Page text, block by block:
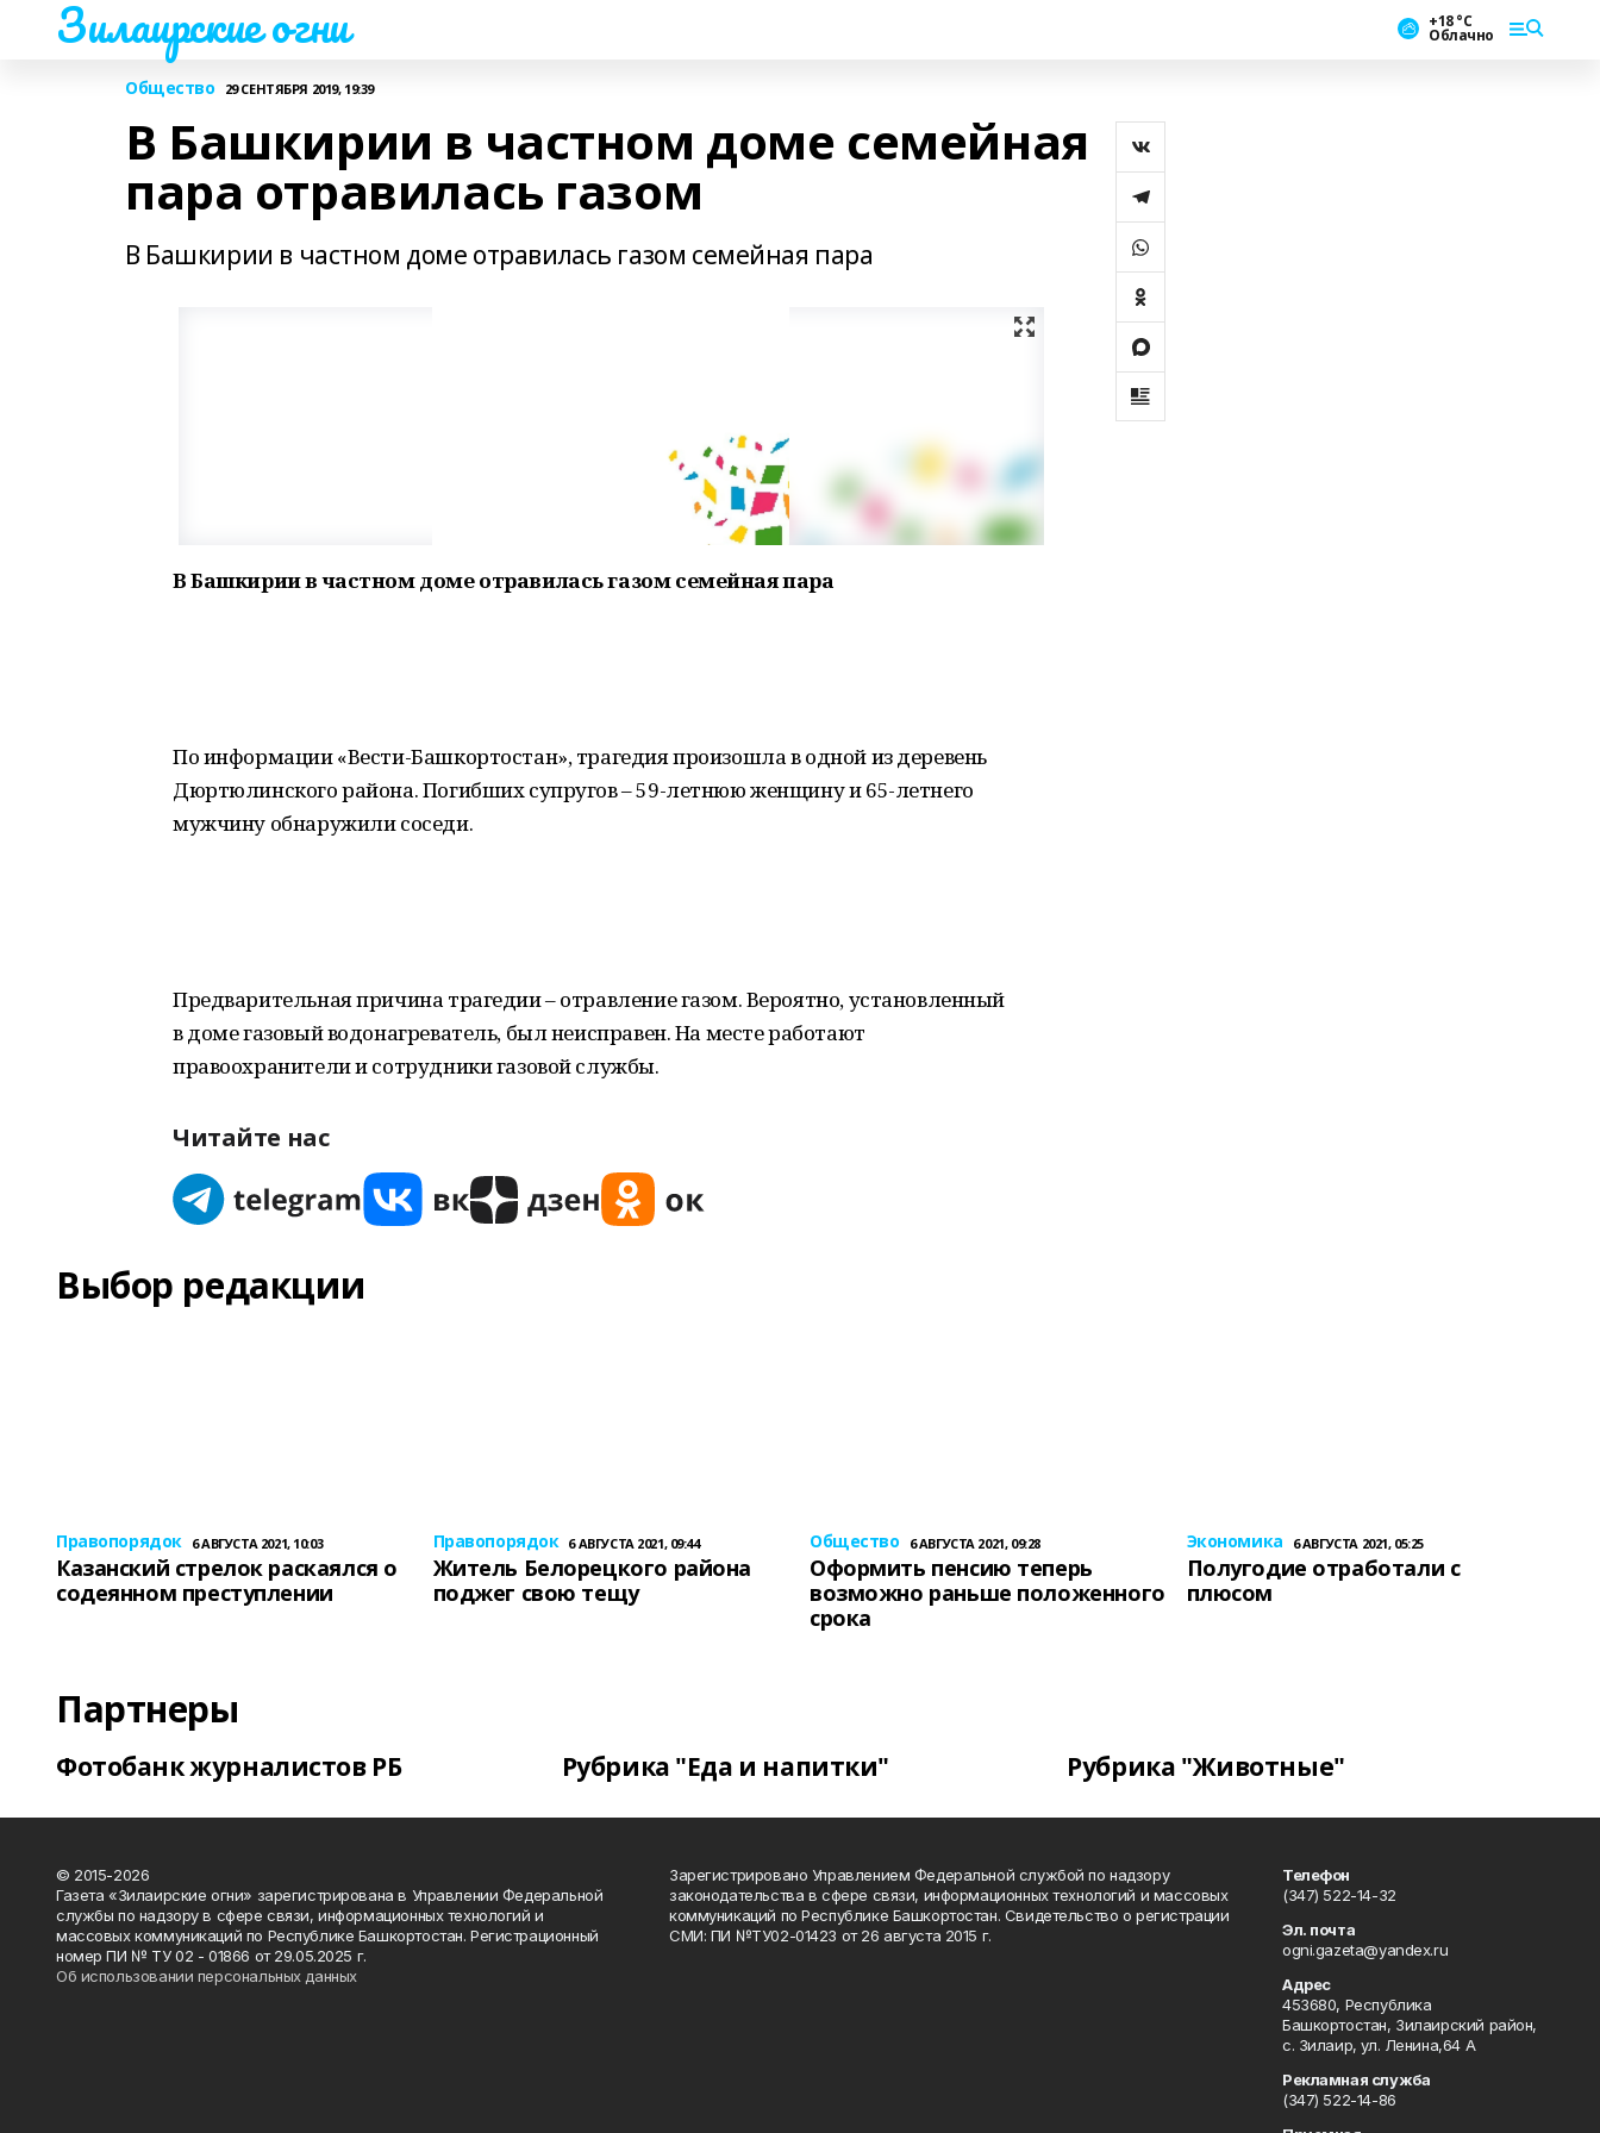
Зилаирские огни +18 °С
Облачно
Общество 29 СЕНТЯБРЯ 2019, 19:39
В Башкирии в частном доме семейная
пара отравилась газом
В Башкирии в частном доме отравилась газом семейная пара
В Башкирии в частном доме отравилась газом семейная пара
По информации «Вести-Башкортостан», трагедия произошла в одной из деревень
Дюртюлинского района. Погибших супругов – 59-летнюю женщину и 65-летнего
мужчину обнаружили соседи.
Предварительная причина трагедии – отравление газом. Вероятно, установленный
в доме газовый водонагреватель, был неисправен. На месте работают
правоохранители и сотрудники газовой службы.
Читайте нас
Выбор редакции
Правопорядок 6 АВГУСТА 2021, 10:03
Казанский стрелок раскаялся о
содеянном преступлении
Правопорядок 6 АВГУСТА 2021, 09:44
Житель Белорецкого района
поджег свою тещу
Общество 6 АВГУСТА 2021, 09:28
Оформить пенсию теперь
возможно раньше положенного
срока
Экономика 6 АВГУСТА 2021, 05:25
Полугодие отработали с
плюсом
Партнеры
Фотобанк журналистов РБ Рубрика "Еда и напитки" Рубрика "Животные"
© 2015-2026
Газета «Зилаирские огни» зарегистрирована в Управлении Федеральной
службы по надзору в сфере связи, информационных технологий и
массовых коммуникаций по Республике Башкортостан. Регистрационный
номер ПИ № ТУ 02 - 01866 от 29.05.2025 г.
Об использовании персональных данных
Зарегистрировано Управлением Федеральной службой по надзору
законодательства в сфере связи, информационных технологий и массовых
коммуникаций по Республике Башкортостан. Свидетельство о регистрации
СМИ: ПИ №ТУ02-01423 от 26 августа 2015 г.
Телефон
(347) 522-14-32
Эл. почта
ogni.gazeta@yandex.ru
Адрес
453680, Республика
Башкортостан, Зилаирский район,
с. Зилаир, ул. Ленина,64 А
Рекламная служба
(347) 522-14-86